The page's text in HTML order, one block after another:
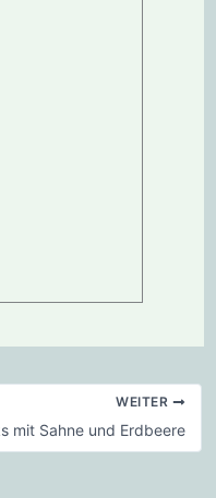
WEITER
mit Sahne und Erdbeere